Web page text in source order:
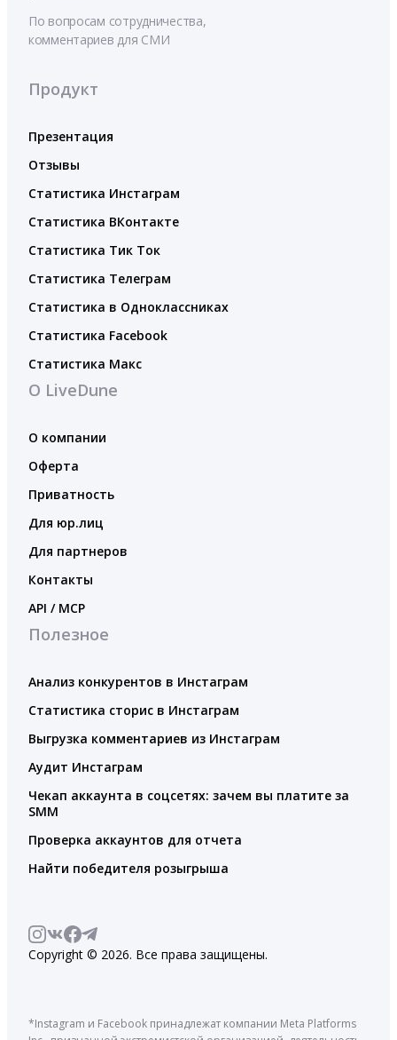
По вопросам сотрудничества,
комментариев для СМИ
Продукт
Презентация
Отзывы
Статистика Инстаграм
Статистика ВКонтакте
Статистика Тик Ток
Статистика Телеграм
Статистика в Одноклассниках
Статистика Facebook
Статистика Макс
О LiveDune
О компании
Оферта
Приватность
Для юр.лиц
Для партнеров
Контакты
API / MCP
Полезное
Анализ конкурентов в Инстаграм
Статистика сторис в Инстаграм
Выгрузка комментариев из Инстаграм
Аудит Инстаграм
Чекап аккаунта в соцсетях: зачем вы платите за
SMM
Проверка аккаунтов для отчета
Найти победителя розыгрыша
Copyright © 2026. Все права защищены.
*Instagram и Facebook принадлежат компании Meta Platforms